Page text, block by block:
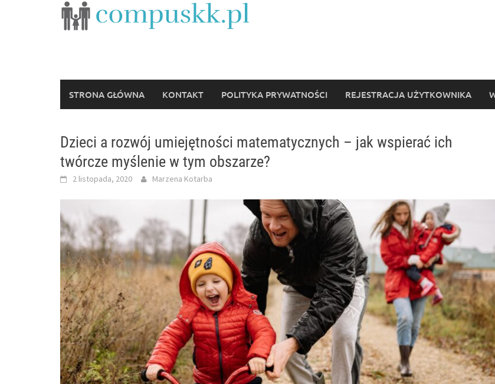
STRONA GŁÓWNA KONTAKT POLITYKA PRYWATNOŚCI REJESTRACJA UŻYTKOWNIKA
Dzieci a rozwój umiejętności matematycznych – jak wspierać ich
twórcze myślenie w tym obszarze?
2 listopada, 2020 Marzena Kotarba